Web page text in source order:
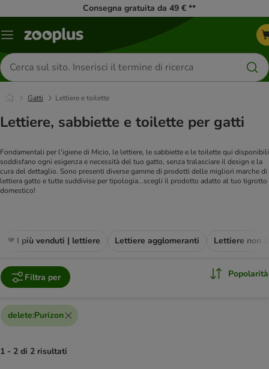
Consegna gratuita da 49 € **
Overview
Cerca
prodotti
Gatti Lettiere e toilette
Lettiere, sabbiette e toilette per gatti
Fondamentali per l'igiene di Micio, le lettiere, le sabbiette e le toilette qui disponibili
soddisfano ogni esigenza e necessità del tuo gatto, senza tralasciare il design e la
cura del dettaglio. Sono presenti diverse gamme di prodotti delle migliori marche di
lettiera gatto e tutte suddivise per tipologia...scegli il prodotto adatto al tuo tigrotto
domestico!
❤ I più venduti | lettiere Lettiere agglomeranti Lettiere non
Filtra per Popolarità
delete:Purizon
1 - 2 di 2 risultati